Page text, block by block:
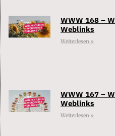
WWW 168 –
Weblinks
Weiterlesen »
WWW 167 –
Weblinks
Weiterlesen »